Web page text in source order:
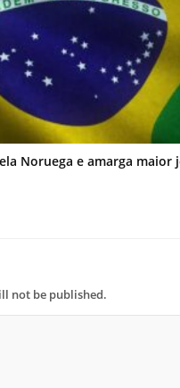
Noruega e amarga maior
not be published.